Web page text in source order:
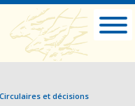
Circulaires et décisions